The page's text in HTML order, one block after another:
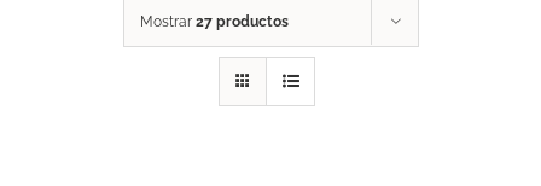
Mostrar 27 productos